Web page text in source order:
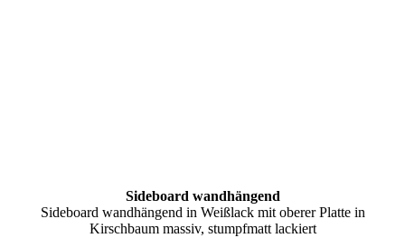
Sideboard wandhängend
Sideboard wandhängend in Weißlack mit oberer Platte in
Kirschbaum massiv, stumpfmatt lackiert